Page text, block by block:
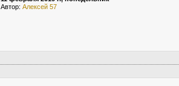
Автор: Алексей 57